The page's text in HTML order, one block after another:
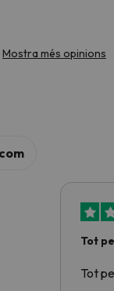
Mostra més opinions
Tot
Tot